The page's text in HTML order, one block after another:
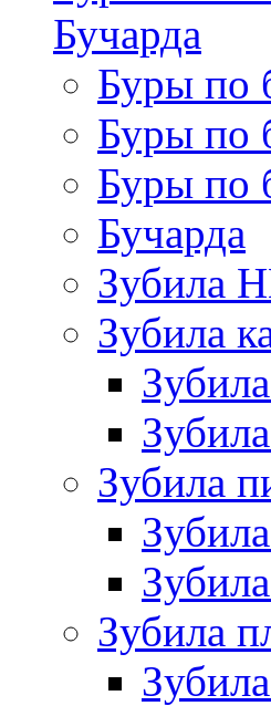
Бучарда
Буры по
Буры по
Буры по
Бучарда
Зубила
Зубила
Зубила
Зубила